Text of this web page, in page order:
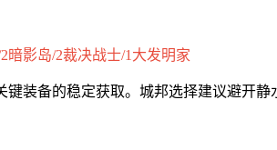
暗影岛/2裁决战士/1大发明家
键装备的稳定获取。城邦选择建议避开